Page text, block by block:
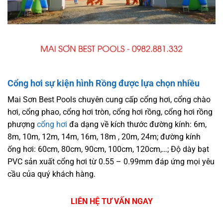
Cổng hơi sự kiện hình Rồng được lựa chọn nhiều
Mai Sơn Best Pools chuyên cung cấp cổng hơi, cổng chào
hơi, cổng phao, cổng hơi tròn, cổng hơi rồng, cổng hơi rồng
phượng cổng hơi đa dạng về kích thước đường kính: 6m,
8m, 10m, 12m, 14m, 16m, 18m , 20m, 24m; đường kính
ống hơi: 60cm, 80cm, 90cm, 100cm, 120cm,…; Độ dày bạt
PVC sản xuất cổng hơi từ 0.55 – 0.99mm đáp ứng mọi yêu
cầu của quý khách hàng.
LIÊN HỆ TƯ VẤN NGAY